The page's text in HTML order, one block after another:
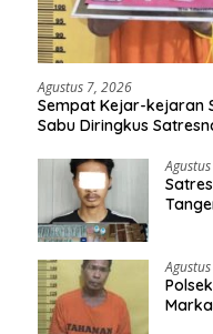
Agustus 7, 2026
Sempat Kejar-kejaran
Sabu Diringkus